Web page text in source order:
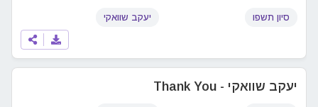
סיון תשפו יעקב שוואקי
יעקב שוואקי - Thank You